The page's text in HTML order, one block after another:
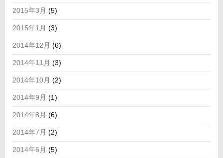
2015年3月 (5)
2015年1月 (3)
2014年12月 (6)
2014年11月 (3)
2014年10月 (2)
2014年9月 (1)
2014年8月 (6)
2014年7月 (2)
2014年6月 (5)